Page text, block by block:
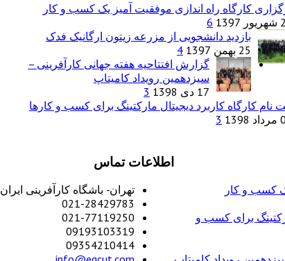
کارگاه راه اندازی موفقیت آمیز یک کسب و کار
6
بازدید دانشجویی از مزرعه زیتون ارگانیک فدک
25 بهمن 1397
4
گزارش افتتاحیه هفته جهانی کارآفرینی –
سیزدهمین رویداد کامیتاپ
17 دی 1398
3
نام کارگاه کاربرد دیجیتال مارکتینگ برای کسب و کارها
3
کسب و کار
برای کسب و
اطلاعات تماس
تهران- باشگاه کارآفرینی ایران
021-28429783
021-77119250
09193103319
09354210414